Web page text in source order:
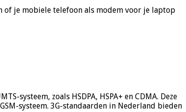
of je mobiele telefoon als modem voor je laptop
systeem, zoals HSDPA, HSPA+ en CDMA. Deze
systeem. 3G-standaarden in Nederland bieden